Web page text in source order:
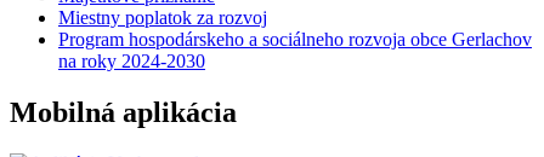
Miestny poplatok za rozvoj
Program hospodárskeho a sociálneho rozvoja obce Gerlachov
na roky 2024-2030
Mobilná aplikácia